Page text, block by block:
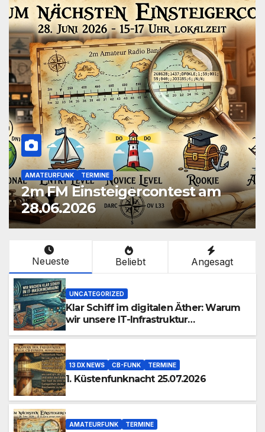
13 DX NEWS AMATEURFUNK CB-FUNK FIELDDAY
13 DX Songs & 13 DX Fieldday
Funksprüche zum Download
Neueste Beliebt Angesagt
UNCATEGORIZED
Klar Schiff im digitalen Äther: Warum
wir unsere IT-Infrastruktur
13 DX NEWS CB-FUNK TERMINE
1. Küstenfunknacht 25.07.2026
AMATEURFUNK TERMINE